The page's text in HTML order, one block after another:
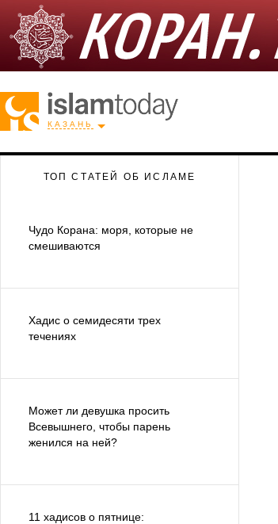
КАЗАНЬ
ТОП СТАТЕЙ ОБ ИСЛАМЕ
Чудо Корана: моря, которые не
смешиваются
Хадис о семидесяти трех
течениях
Может ли девушка просить
Всевышнего, чтобы парень
женился на ней?
11 хадисов о пятнице: